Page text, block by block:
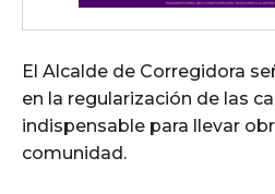
El Alcalde de Corregidora
en la regularización de las
indispensable para llevar
comunidad.